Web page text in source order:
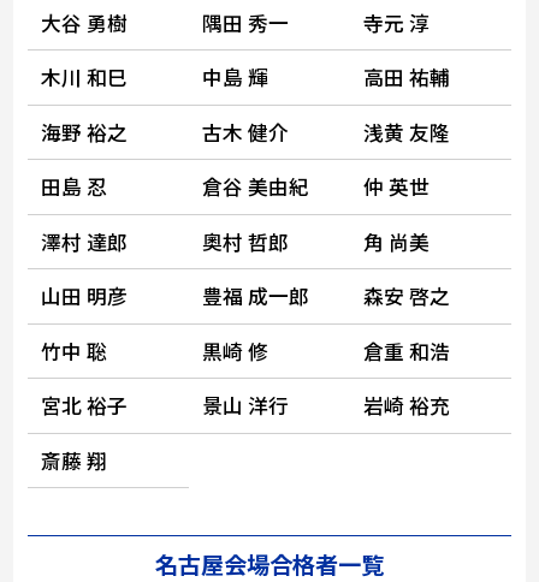
大谷 勇樹 隅田 秀一
寺元 淳
木川 和巳
中島 輝
高田 祐輔
海野 裕之
古木 健介
浅黄 友隆
田島 忍
倉谷 美由紀
仲 英世
澤村 達郎
奧村 哲郎
角 尚美
山田 明彦
豊福 成一郎
森安 啓之
竹中 聡
黒崎 修
倉重 和浩
宮北 裕子
景山 洋行
岩崎 裕充
斎藤 翔
名古屋会場合格者一覧